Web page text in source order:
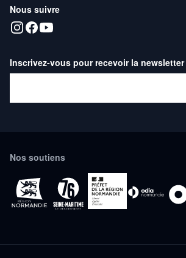
Nous suivre
Inscrivez-vous pour recevoir la newsletter
Nos soutiens